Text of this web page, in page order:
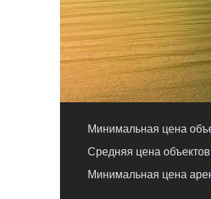
Минимальная цена
Средняя цена объектов
Минимальная цена